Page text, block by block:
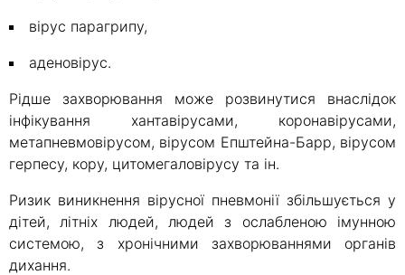
вірус парагрипу,
аденовірус.
Рідше захворювання може розвинутися внаслідок
інфікування хантавірусами, коронавірусами,
метапневмовірусом, вірусом Епштейна-Барр, вірусом
герпесу, кору, цитомегаловірусу та ін.
Ризик виникнення вірусної пневмонії збільшується у
дітей, літніх людей, людей з ослабленою імунною
системою, з хронічними захворюваннями органів
дихання.